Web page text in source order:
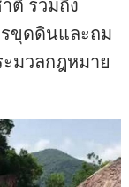
ขุดดินและถม
มวลกฎหมาย